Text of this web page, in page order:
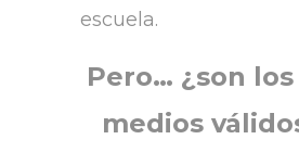
escuela.
Pero… ¿son
medios